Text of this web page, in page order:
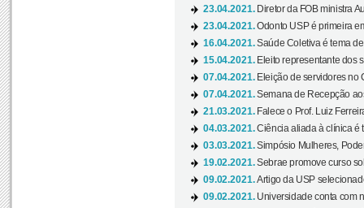
23.04.2021. Diretor da FOB ministra
23.04.2021.Odonto USP é primeira
16.04.2021.Saúde Coletiva é tema
15.04.2021. Eleito representante dos
07.04.2021. Eleição de servidores no
07.04.2021.Semana de Recepção
21.03.2021. Falece o Prof. Luiz
04.03.2021.Ciência aliada à clínica é
03.03.2021.Simpósio Mulheres,
19.02.2021.Sebrae promove curso
09.02.2021.Artigo da USP
09.02.2021. Universidade conta com